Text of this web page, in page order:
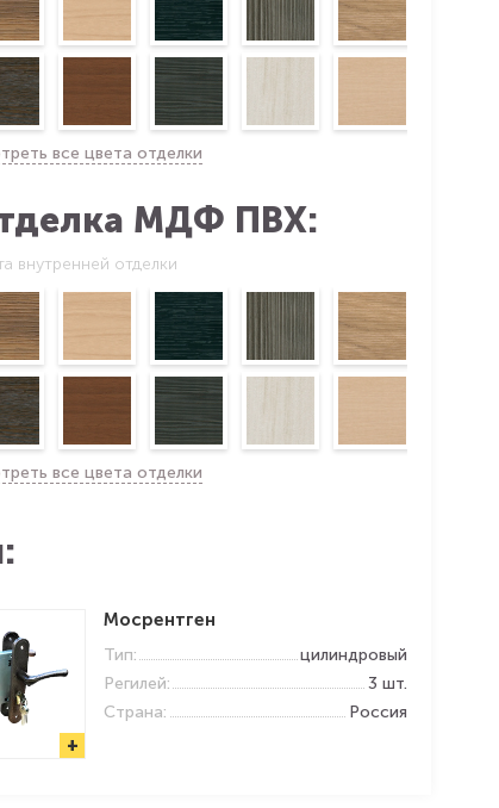
все цвета отделки
МДФ ПВХ:
внутренней отделки
все цвета отделки
+
Мосрентген
Тип:
цилиндровый
Регилей:
3 шт.
Страна:
Россия